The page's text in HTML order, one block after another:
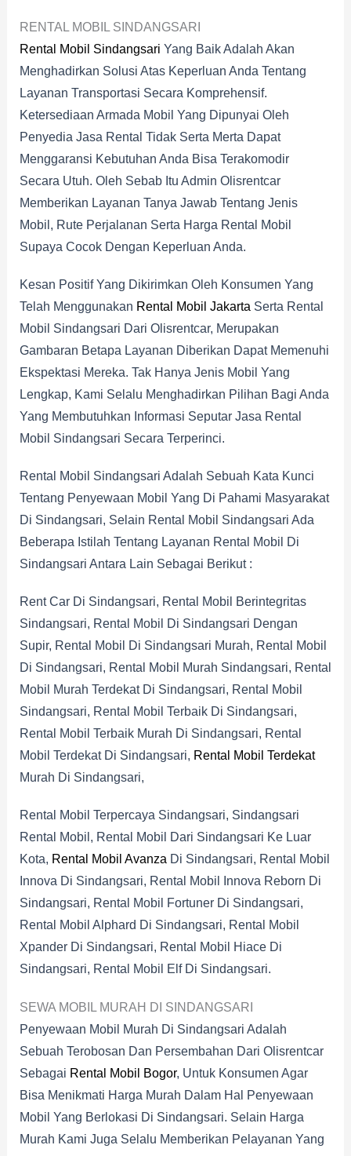
RENTAL MOBIL SINDANGSARI
Rental Mobil Sindangsari Yang Baik Adalah Akan
Menghadirkan Solusi Atas Keperluan Anda Tentang
Layanan Transportasi Secara Komprehensif.
Ketersediaan Armada Mobil Yang Dipunyai Oleh
Penyedia Jasa Rental Tidak Serta Merta Dapat
Menggaransi Kebutuhan Anda Bisa Terakomodir
Secara Utuh. Oleh Sebab Itu Admin Olisrentcar
Memberikan Layanan Tanya Jawab Tentang Jenis
Mobil, Rute Perjalanan Serta Harga Rental Mobil
Supaya Cocok Dengan Keperluan Anda.
Kesan Positif Yang Dikirimkan Oleh Konsumen Yang
Telah Menggunakan Rental Mobil Jakarta Serta Rental
Mobil Sindangsari Dari Olisrentcar, Merupakan
Gambaran Betapa Layanan Diberikan Dapat Memenuhi
Ekspektasi Mereka. Tak Hanya Jenis Mobil Yang
Lengkap, Kami Selalu Menghadirkan Pilihan Bagi Anda
Yang Membutuhkan Informasi Seputar Jasa Rental
Mobil Sindangsari Secara Terperinci.
Rental Mobil Sindangsari Adalah Sebuah Kata Kunci
Tentang Penyewaan Mobil Yang Di Pahami Masyarakat
Di Sindangsari, Selain Rental Mobil Sindangsari Ada
Beberapa Istilah Tentang Layanan Rental Mobil Di
Sindangsari Antara Lain Sebagai Berikut :
Rent Car Di Sindangsari, Rental Mobil Berintegritas
Sindangsari, Rental Mobil Di Sindangsari Dengan
Supir, Rental Mobil Di Sindangsari Murah, Rental Mobil
Di Sindangsari, Rental Mobil Murah Sindangsari, Rental
Mobil Murah Terdekat Di Sindangsari, Rental Mobil
Sindangsari, Rental Mobil Terbaik Di Sindangsari,
Rental Mobil Terbaik Murah Di Sindangsari, Rental
Mobil Terdekat Di Sindangsari, Rental Mobil Terdekat
Murah Di Sindangsari,
Rental Mobil Terpercaya Sindangsari, Sindangsari
Rental Mobil, Rental Mobil Dari Sindangsari Ke Luar
Kota, Rental Mobil Avanza Di Sindangsari, Rental Mobil
Innova Di Sindangsari, Rental Mobil Innova Reborn Di
Sindangsari, Rental Mobil Fortuner Di Sindangsari,
Rental Mobil Alphard Di Sindangsari, Rental Mobil
Xpander Di Sindangsari, Rental Mobil Hiace Di
Sindangsari, Rental Mobil Elf Di Sindangsari.
SEWA MOBIL MURAH DI SINDANGSARI
Penyewaan Mobil Murah Di Sindangsari Adalah
Sebuah Terobosan Dan Persembahan Dari Olisrentcar
Sebagai Rental Mobil Bogor, Untuk Konsumen Agar
Bisa Menikmati Harga Murah Dalam Hal Penyewaan
Mobil Yang Berlokasi Di Sindangsari. Selain Harga
Murah Kami Juga Selalu Memberikan Pelayanan Yang